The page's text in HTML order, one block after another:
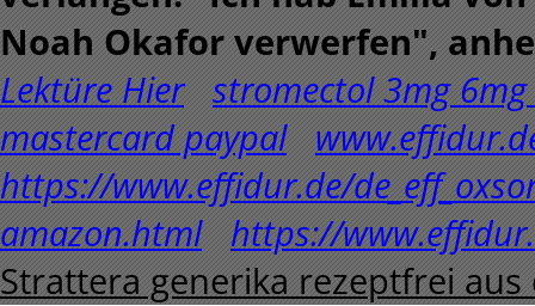
Noah Okafor verwerfen",
Lektüre Hier stromectol 3mg
mastercard paypal
https://www.effidur.de/
amazon.html https://
Strattera generika rezeptfrei